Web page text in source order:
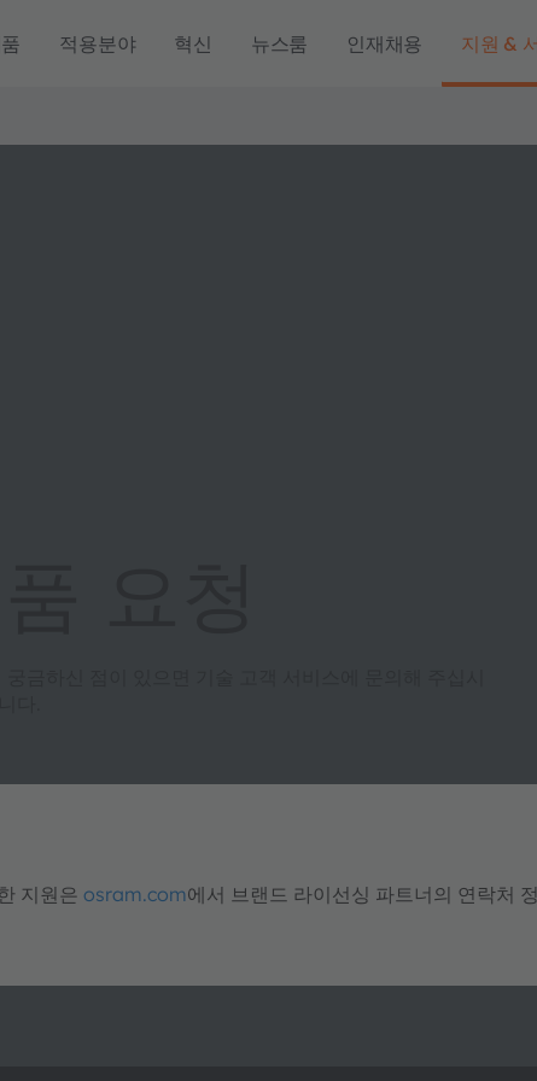
적용분야 혁신 뉴스룸 인재채용 지원 &
지원은 osram.com에서 브랜드 라이선싱 파트너의 연락처